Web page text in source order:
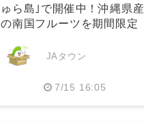
ゅら島｣で開催中！沖縄県産
の南国フルーツを期間限定
JAタウン
7/15 16:05